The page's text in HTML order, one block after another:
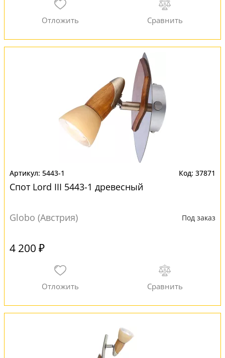
5443-1 37871
Спот Lord III 5443-1 древесный
Globo (Австрия) Под заказ
4 200 ₽